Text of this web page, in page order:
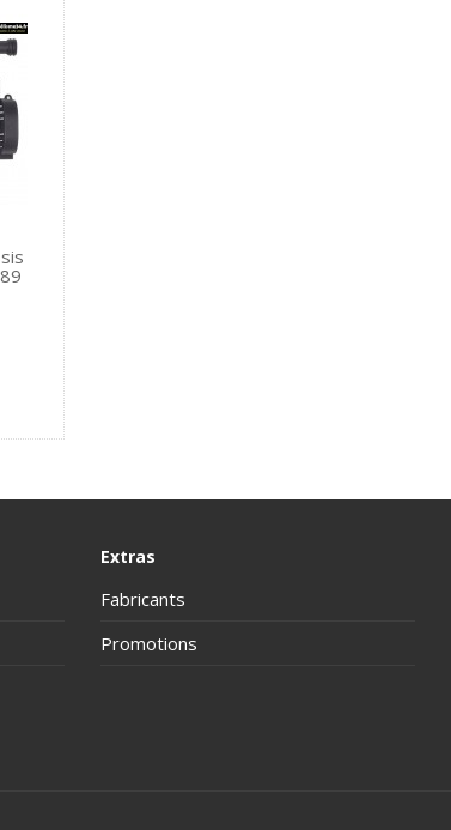
Extras
Fabricants
Promotions